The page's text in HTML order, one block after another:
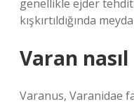
genellikle ejder
kışkırtıldığında
Varan
Varanus, Varanidae